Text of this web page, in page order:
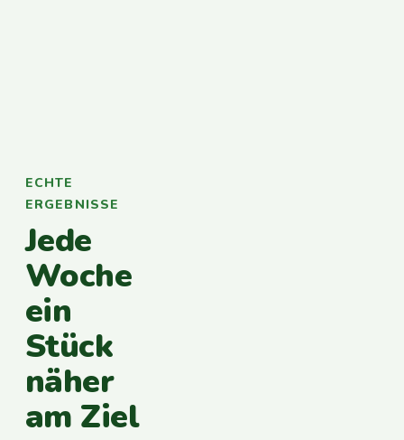
ECHTE
ERGEBNISSE
Jede
Woche
ein
Stück
näher
am Ziel